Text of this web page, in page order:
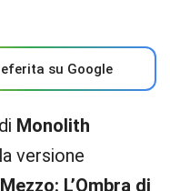
su Google
Monolith
versione
L’Ombra di